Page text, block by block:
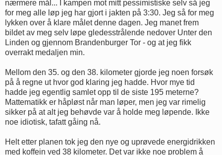
nærmere mål... I kampen mot mitt pessimistiske selv så jeg
for meg alle løp jeg har gjort i jakten på 3:30. Jeg så for meg
lykken over å klare målet denne dagen. Jeg manet frem
bildet av meg selv løpe gledesstrålende nedover Unter den
Linden og gjennom Brandenburger Tor - og at jeg fikk
overrakt medaljen min.
Mellom den 35. og den 38. kilometer gjorde jeg noen forsøk
på å regne ut hvor god klaring jeg hadde. Hvor mye tid
hadde jeg egentlig samlet opp til de siste 195 meterne?
Mattematikk er håpløst når man løper, men jeg var rimelig
sikker på at alt jeg behøvde var å holde meg løpende. Ikke
noe idiotisk, tafatt gåing nå.
Helt etter planen tok jeg den nye og uprøvede energidrikken
med koffein ved 38 kilometer. Det var ikke noe problem å